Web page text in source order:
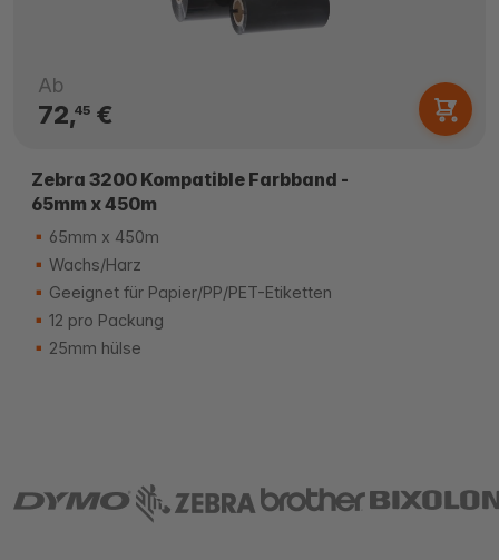
Ab
72,45€
Zebra 3200 Kompatible Farbband -
65mm x 450m
65mm x 450m
Wachs/Harz
Geeignet für Papier/PP/PET-Etiketten
12 pro Packung
25mm hülse